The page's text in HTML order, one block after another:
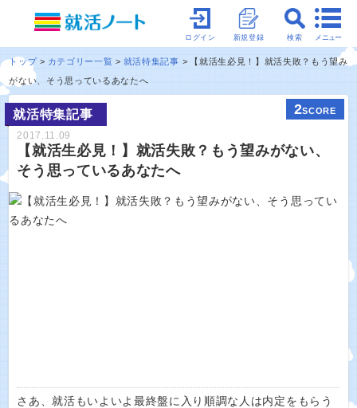
メニュー
検索
新規登録
ログイン
トップ カテゴリー一覧 就活特集記事
【就活生必見！】就活失敗？もう望み
がない、そう思っているあなたへ
就活特集記事 2SCORE
2017.11.09
【就活生必見！】就活失敗？もう望みがない、
そう思っているあなたへ
さあ、就活もいよいよ最終盤に入り順調な人は内定をもらう